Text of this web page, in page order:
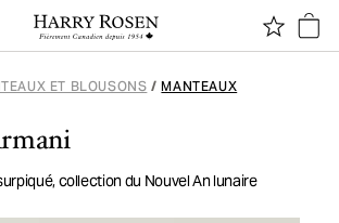
ET BLOUSONS / MANTEAUX
collection du Nouvel An lunaire